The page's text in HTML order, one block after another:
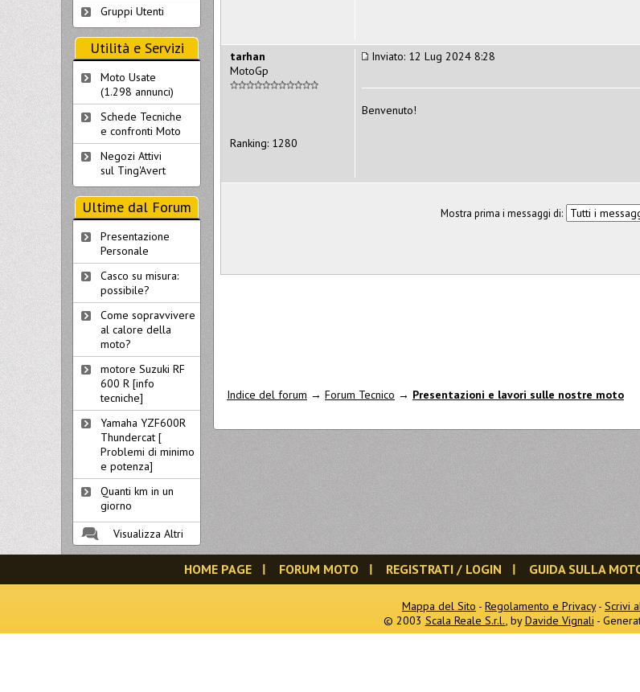
Inviato: 12 Lug 2024 8:28
Benvenuto!
tarhan
MotoGp
Ranking: 1280
Mostra prima i messaggi di:
Indice del forum → Forum Tecnico → Presentazioni e lavori sulle nostre moto
Gruppi Utenti
Utilità e Servizi
Moto Usate
(1.298 annunci)
Schede Tecniche
e confronti Moto
Negozi Attivi
sul Ting'Avert
Ultime dal Forum
Presentazione
Personale
Casco su misura:
possibile?
Come sopravvivere
al calore della
moto?
motore Suzuki RF
600 R [info
tecniche]
Yamaha YZF600R
Thundercat [
Problemi di minimo
e potenza]
Quanti km in un
giorno
Visualizza Altri
HOME PAGE FORUM MOTO REGISTRATI / LOGIN GUIDA SULLA
Mappa del Sito - Regolamento e Privacy- Scrivi
© 2003 Scala Reale S.r.l., byDavide Vignali -